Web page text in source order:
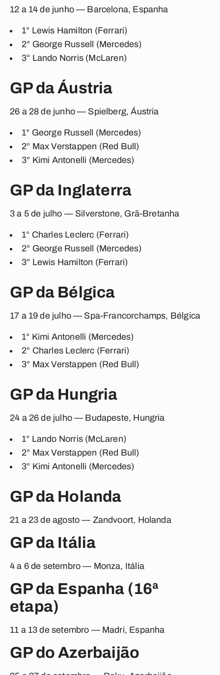
12 a 14 de junho — Barcelona, Espanha
1° Lewis Hamilton (Ferrari)
2° George Russell (Mercedes)
3° Lando Norris (McLaren)
GP da Áustria
26 a 28 de junho — Spielberg, Áustria
1° George Russell (Mercedes)
2° Max Verstappen (Red Bull)
3° Kimi Antonelli (Mercedes)
GP da Inglaterra
3 a 5 de julho — Silverstone, Grã-Bretanha
1° Charles Leclerc (Ferrari)
2° George Russell (Mercedes)
3° Lewis Hamilton (Ferrari)
GP da Bélgica
17 a 19 de julho — Spa-Francorchamps, Bélgica
1° Kimi Antonelli (Mercedes)
2° Charles Leclerc (Ferrari)
3° Max Verstappen (Red Bull)
GP da Hungria
24 a 26 de julho — Budapeste, Hungria
1° Lando Norris (McLaren)
2° Max Verstappen (Red Bull)
3° Kimi Antonelli (Mercedes)
GP da Holanda
21 a 23 de agosto — Zandvoort, Holanda
GP da Itália
4 a 6 de setembro — Monza, Itália
GP da Espanha (16ª
etapa)
11 a 13 de setembro — Madri, Espanha
GP do Azerbaijão